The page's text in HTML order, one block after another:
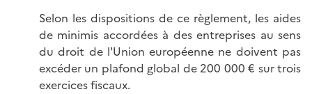
Selon les dispositions de ce règlement, les aides
de minimis accordées à des entreprises au sens
du droit de l'Union européenne ne doivent pas
excéder un plafond global de 200 000 € sur trois
exercices fiscaux.